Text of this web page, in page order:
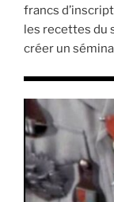
francs
les recettes du
créer un